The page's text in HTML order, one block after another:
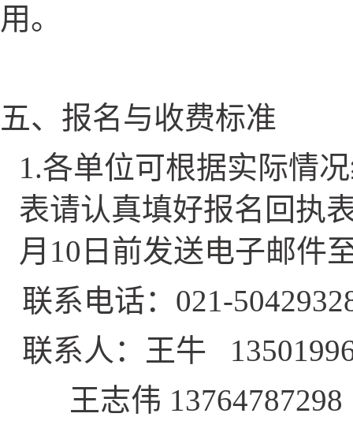
用。
五、报名与收费标准
1.各单位可根据实际情
表请认真填好报名回执
月10日前发送电子邮件
联系电话：021-
联系人：王牛
王志伟 13764787298